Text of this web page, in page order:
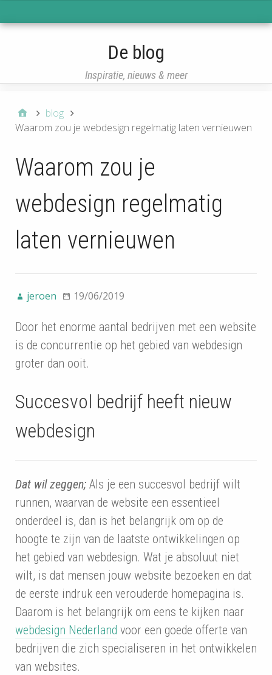
De blog
Inspiratie, nieuws & meer
blog
Waarom zou je webdesign regelmatig laten vernieuwen
Waarom zou je
webdesign regelmatig
laten vernieuwen
jeroen 19/06/2019
Door het enorme aantal bedrijven met een website
is de concurrentie op het gebied van webdesign
groter dan ooit.
Succesvol bedrijf heeft nieuw
webdesign
Dat wil zeggen; Als je een succesvol bedrijf wilt
runnen, waarvan de website een essentieel
onderdeel is, dan is het belangrijk om op de
hoogte te zijn van de laatste ontwikkelingen op
het gebied van webdesign. Wat je absoluut niet
wilt, is dat mensen jouw website bezoeken en dat
de eerste indruk een verouderde homepagina is.
Daarom is het belangrijk om eens te kijken naar
webdesign Nederland voor een goede offerte van
bedrijven die zich specialiseren in het ontwikkelen
van websites.